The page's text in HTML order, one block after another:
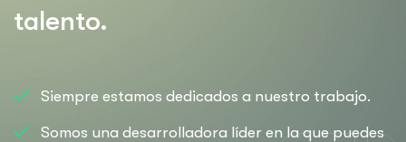
talento.
Siempre estamos dedicados a nuestro trabajo.
Somos una desarrolladora líder en la que puedes